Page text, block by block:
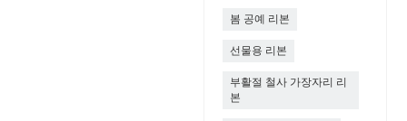
봄 공예 리본
선물용 리본
부활절 철사 가장자리 리
본